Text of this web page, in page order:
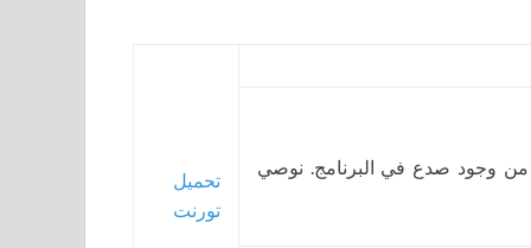
تحميل
تورنت
من وجود صدع في البرنامج. نوصي